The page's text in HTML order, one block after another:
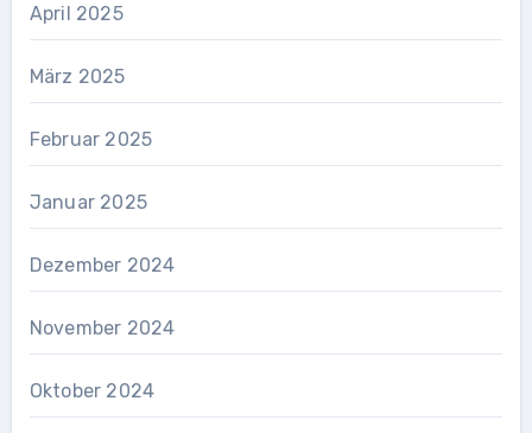
April 2025
März 2025
Februar 2025
Januar 2025
Dezember 2024
November 2024
Oktober 2024